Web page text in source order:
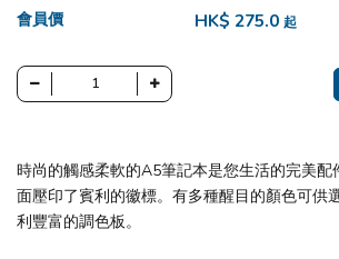
會員價 HK$ 275.0 起
時尚的觸感柔軟的A5筆記本是您生活的完美配
面壓印了賓利的徽標。有多種醒目的顏色可供
利豐富的調色板。